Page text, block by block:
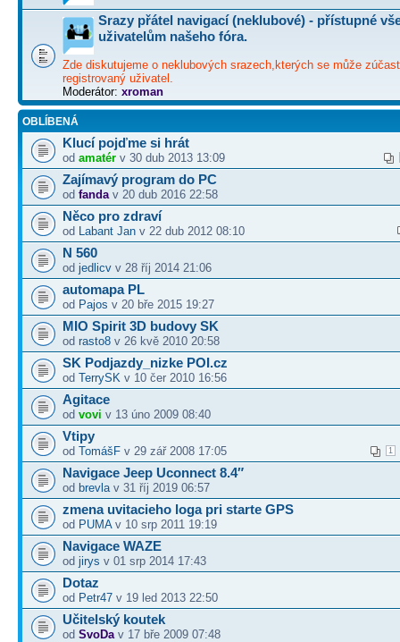
Srazy přátel navigací (neklubové) - přístupné
uživatelům našeho fóra.
Zde diskutujeme o neklubových srazech,kterých se může
registrovaný uživatel.
Moderátor: xroman
OBLÍBENÁ
Klucí pojďme si hrát
od amatér v 30 dub 2013 13:09
Zajímavý program do PC
od fanda v 20 dub 2016 22:58
Něco pro zdraví
od Labant Jan v 22 dub 2012 08:10
N 560
od jedlicv v 28 říj 2014 21:06
automapa PL
od Pajos v 20 bře 2015 19:27
MIO Spirit 3D budovy SK
od rasto8 v 26 kvě 2010 20:58
SK Podjazdy_nizke POI.cz
od TerrySK v 10 čer 2010 16:56
Agitace
od vovi v 13 úno 2009 08:40
Vtipy
1
od TomášF v 29 zář 2008 17:05
Navigace Jeep Uconnect 8.4″
od brevla v 31 říj 2019 06:57
zmena uvitacieho loga pri starte GPS
od PUMAv 10 srp 2011 19:19
Navigace WAZE
od jirys v 01 srp 2014 17:43
Dotaz
od Petr47 v 19 led 2013 22:50
Učitelský koutek
od SvoDa v 17 bře 2009 07:48